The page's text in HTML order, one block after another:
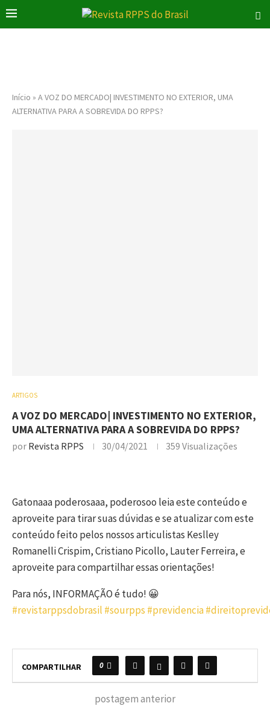
Início » A VOZ DO MERCADO| INVESTIMENTO NO EXTERIOR, UMA
ALTERNATIVA PARA A SOBREVIDA DO RPPS?
ARTIGOS
A VOZ DO MERCADO| INVESTIMENTO NO EXTERIOR,
UMA ALTERNATIVA PARA A SOBREVIDA DO RPPS?
por Revista RPPS 30/04/2021 359 Visualizações
Gatonaaa poderosaaa, poderosoo leia este conteúdo e
aproveite para tirar suas dúvidas e se atualizar com este
conteúdo feito pelos nossos articulistas Keslley
Romanelli Crispim, Cristiano Picollo, Lauter Ferreira, e
aproveite para compartilhar essas orientações!
Para nós, INFORMAÇÃO é tudo! 😀
#revistarppsdobrasil #sourpps #previdencia
COMPARTILHAR 0
postagem anterior